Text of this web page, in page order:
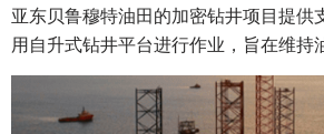
亚东贝鲁穆特油田的加密钻井项目提供
用自升式钻井平台进行作业，旨在维持